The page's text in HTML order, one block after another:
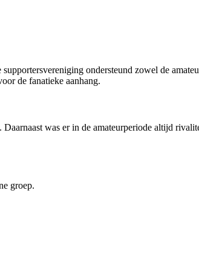
ondersteund zowel de
de fanatieke aanhang.
was er in de amateurperiode altijd
groep.